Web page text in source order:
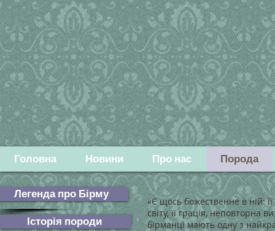
Головна Новини Про нас Порода
Легенда про Бірму
Історія породи
«Є щось божественне в ній: її
світу, її грація, неповторна
бірманці мають одну з